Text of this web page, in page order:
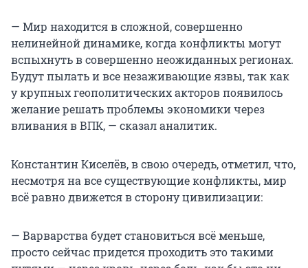
— Мир находится в сложной, совершенно
нелинейной динамике, когда конфликты могут
вспыхнуть в совершенно неожиданных регионах.
Будут пылать и все незаживающие язвы, так как
у крупных геополитических акторов появилось
желание решать проблемы экономики через
вливания в ВПК, — сказал аналитик.
Константин Киселёв, в свою очередь, отметил, что,
несмотря на все существующие конфликты, мир
всё равно движется в сторону цивилизации:
— Варварства будет становиться всё меньше,
просто сейчас придется проходить это такими